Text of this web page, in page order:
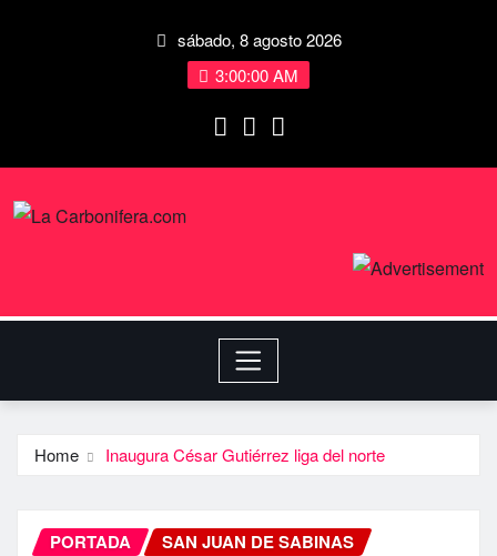
sábado, 8 agosto 2026
3:00:01 AM
Home Inaugura César Gutiérrez liga del norte
PORTADA SAN JUAN DE SABINAS